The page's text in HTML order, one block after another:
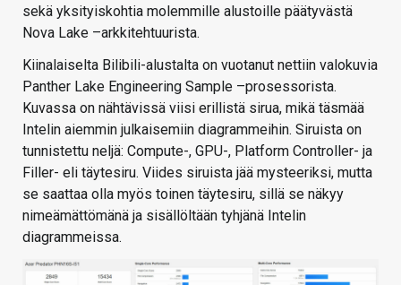
sekä yksityiskohtia molemmille alustoille päätyvästä
Nova Lake –arkkitehtuurista.
Kiinalaiselta Bilibili-alustalta on vuotanut nettiin valokuvia
Panther Lake Engineering Sample –prosessorista.
Kuvassa on nähtävissä viisi erillistä sirua, mikä täsmää
Intelin aiemmin julkaisemiin diagrammeihin. Siruista on
tunnistettu neljä: Compute-, GPU-, Platform Controller- ja
Filler- eli täytesiru. Viides siruista jää mysteeriksi, mutta
se saattaa olla myös toinen täytesiru, sillä se näkyy
nimeämättömänä ja sisällöltään tyhjänä Intelin
diagrammeissa.